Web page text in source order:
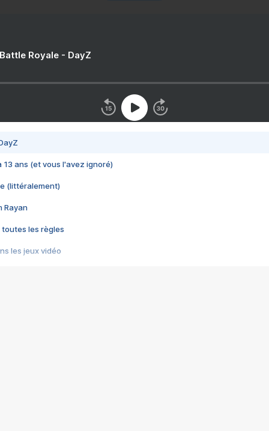
Royale - DayZ
13 ans (et vous l'avez ignoré)
(littéralement)
Rayan
toutes les règles
les jeux vidéo